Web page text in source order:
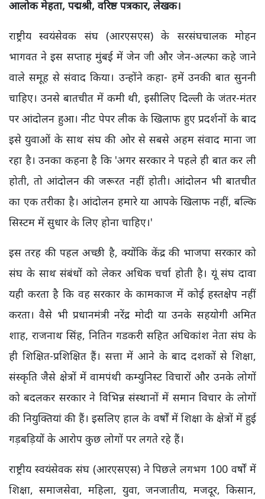
आलोक मेहता, पद्मश्री, वरिष्ठ पत्रकार, लेखक।
राष्ट्रीय स्वयंसेवक संघ (आरएसएस) के सरसंघचालक मोहन
भागवत ने इस सप्ताह मुंबई में जेन जी और जेन-अल्फा कहे जाने
वाले समूह से संवाद किया। उन्होंने कहा- हमें उनकी बात सुननी
चाहिए। उनसे बातचीत में कमी थी, इसीलिए दिल्ली के जंतर-मंतर
पर आंदोलन हुआ। नीट पेपर लीक के खिलाफ हुए प्रदर्शनों के बाद
इसे युवाओं के साथ संघ की ओर से सबसे अहम संवाद माना जा
रहा है। उनका कहना है कि 'अगर सरकार ने पहले ही बात कर ली
होती, तो आंदोलन की जरूरत नहीं होती। आंदोलन भी बातचीत
का एक तरीका है। आंदोलन हमारे या आपके खिलाफ नहीं, बल्कि
सिस्टम में सुधार के लिए होना चाहिए।'
इस तरह की पहल अच्छी है, क्योंकि केंद्र की भाजपा सरकार को
संघ के साथ संबंधों को लेकर अधिक चर्चा होती है। यूं संघ दावा
यही करता है कि वह सरकार के कामकाज में कोई हस्तक्षेप नहीं
करता। वैसे भी प्रधानमंत्री नरेंद्र मोदी या उनके सहयोगी अमित
शाह, राजनाथ सिंह, नितिन गडकरी सहित अधिकांश नेता संघ के
ही शिक्षित-प्रशिक्षित हैं। सत्ता में आने के बाद दशकों से शिक्षा,
संस्कृति जैसे क्षेत्रों में वामपंथी कम्युनिस्ट विचारों और उनके लोगों
को बदलकर सरकार ने विभिन्न संस्थानों में समान विचार के लोगों
की नियुक्तियां की हैं। इसलिए हाल के वर्षों में शिक्षा के क्षेत्रों में हुई
गड़बड़ियों के आरोप कुछ लोगों पर लगते रहे हैं।
राष्ट्रीय स्वयंसेवक संघ (आरएसएस) ने पिछले लगभग 100 वर्षों में
शिक्षा, समाजसेवा, महिला, युवा, जनजातीय, मजदूर, किसान,